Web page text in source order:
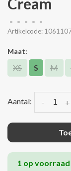
Cream
• • • •
•
Artikelcode:
Maat:
XS S M
Aantal: +
-
1 op voorraad